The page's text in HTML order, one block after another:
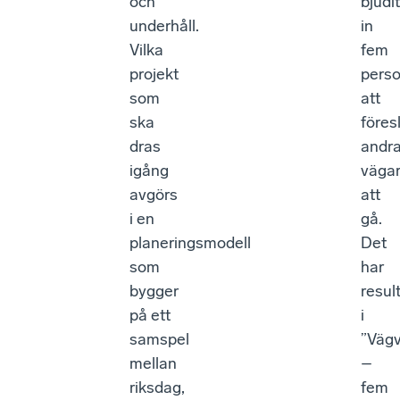
underhåll.
Vilka
projekt
som
ska
dras
igång
avgörs
i en
planeringsmodell
som
bygger
på ett
samspel
mellan
riksdag,
in
fem
att
vägar
att
gå.
Det
har
i
–
fem